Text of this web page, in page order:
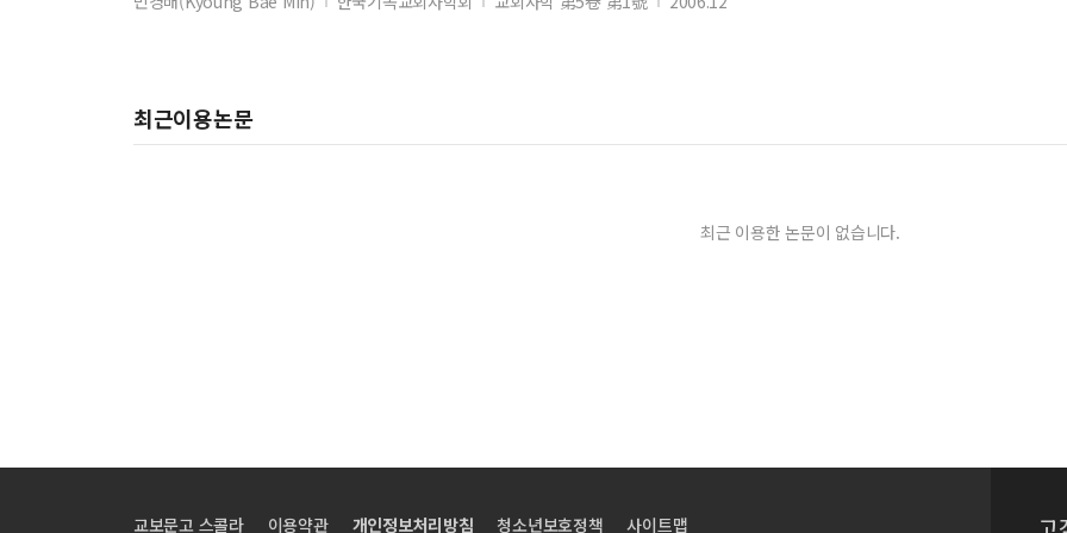
共享单车头盔配备与使用的现状、问题及治理对策
法治保障视角下健全铸牢中华民族共同体意识制度机制的路径研究
최근이용논문
최근 이용한 논문이 없습니다.
교보문고 스콜라 이용약관 개인정보처리방침 청소년보호정책 사이트맵